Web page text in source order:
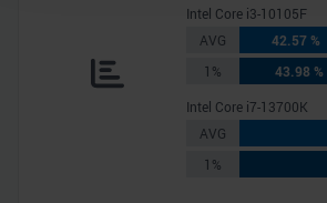
Wir verwenden Cookies, um Inhalte
personalisieren, Funktionen für soziale
zu können und die Zugriffe auf unsere
analysieren. Außerdem geben wir
Verwendung unserer Website an
soziale Medien, Werbung und
Partner führen diese Informationen
Intel Core i3-10105F
AVG
42.57 %
1%
43.98 %
Intel Core i7-13700K
AVG
1%